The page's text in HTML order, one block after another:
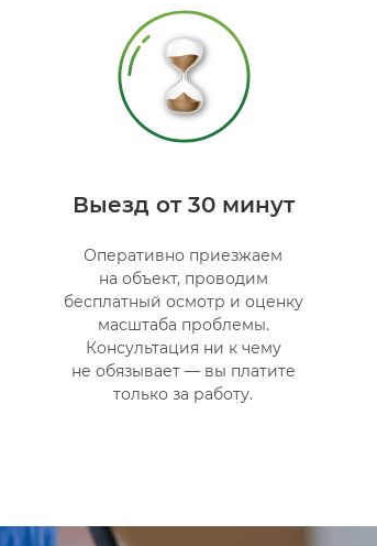
Выезд от 30 минут
Оперативно приезжаем
на объект, проводим
бесплатный осмотр и оценку
масштаба проблемы.
Консультация ни к чему
не обязывает — вы платите
только за работу.